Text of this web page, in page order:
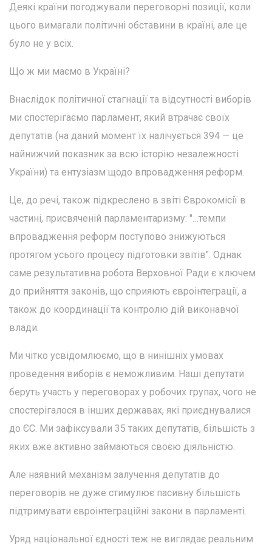
Деякі країни погоджували переговорні позиції, коли
цього вимагали політичні обставини в країні, але це
було не у всіх.
Що ж ми маємо в Україні?
Внаслідок політичної стагнації та відсутності виборів
ми спостерігаємо парламент, який втрачає своїх
депутатів (на даний момент їх налічується 394 — це
найнижчий показник за всю історію незалежності
України) та ентузіазм щодо впровадження реформ.
Це, до речі, також підкреслено в звіті Єврокомісії в
частині, присвяченій парламентаризму: "…темпи
впровадження реформ поступово знижуються
протягом усього процесу підготовки звітів". Однак
саме результативна робота Верховної Ради є ключем
до прийняття законів, що сприяють євроінтеграції, а
також до координації та контролю дій виконавчої
влади.
Ми чітко усвідомлюємо, що в нинішніх умовах
проведення виборів є неможливим. Наші депутати
беруть участь у переговорах у робочих групах, чого не
спостерігалося в інших державах, які приєднувалися
до ЄС. Ми зафіксували 35 таких депутатів, більшість з
яких вже активно займаються своєю діяльністю.
Але наявний механізм залучення депутатів до
переговорів не дуже стимулює пасивну більшість
підтримувати євроінтеграційні закони в парламенті.
Уряд національної єдності теж не виглядає реальним